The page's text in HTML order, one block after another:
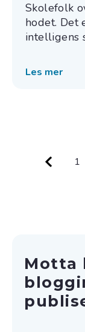
Skolefolk
hodet. Det
intelligens
Les mer
1
Motta